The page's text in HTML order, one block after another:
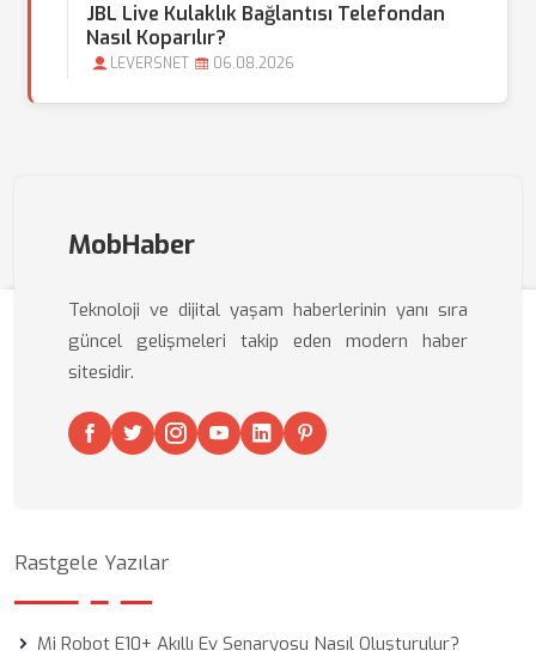
JBL Live Kulaklık Bağlantısı Telefondan
Nasıl Koparılır?
LEVERSNET 06.08.2026
MobHaber
Teknoloji ve dijital yaşam haberlerinin yanı sıra
güncel gelişmeleri takip eden modern haber
sitesidir.
Rastgele Yazılar
Mi Robot E10+ Akıllı Ev Senaryosu Nasıl Oluşturulur?